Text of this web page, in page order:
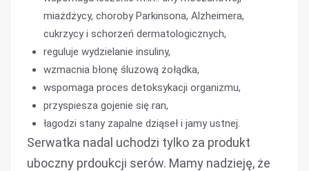
miażdżycy, choroby Parkinsona, Alzheimera,
cukrzycy i schorzeń dermatologicznych,
reguluje wydzielanie insuliny,
wzmacnia błonę śluzową żołądka,
wspomaga proces detoksykacji organizmu,
przyspiesza gojenie się ran,
łagodzi stany zapalne dziąseł i jamy ustnej.
Serwatka nadal uchodzi tylko za produkt
uboczny prdoukcji serów. Mamy nadzieję, że